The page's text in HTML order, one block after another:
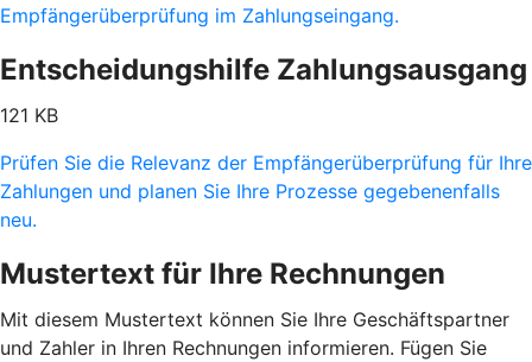
Empfängerüberprüfung im Zahlungseingang.
Entscheidungshilfe Zahlungsausgang
121 KB
Prüfen Sie die Relevanz der Empfängerüberprüfung für Ihre
Zahlungen und planen Sie Ihre Prozesse gegebenenfalls
neu.
Mustertext für Ihre Rechnungen
Mit diesem Mustertext können Sie Ihre Geschäftspartner
und Zahler in Ihren Rechnungen informieren. Fügen Sie